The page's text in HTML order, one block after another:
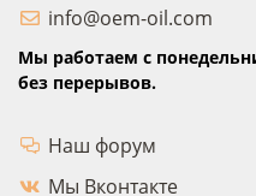
info@oem-oil.com
Мы работаем с
без перерывов.
Наш форум
Мы Вконтакте